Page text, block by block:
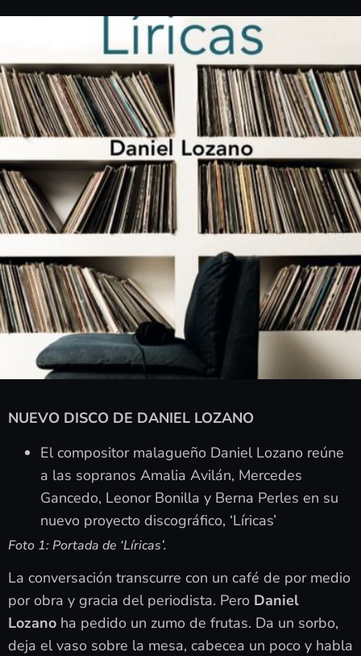
NUEVO DISCO DE DANIEL LOZANO
El compositor malagueño Daniel Lozano reúne
a las sopranos Amalia Avilán, Mercedes
Gancedo, Leonor Bonilla y Berna Perles en su
nuevo proyecto discográfico, ‘Líricas’
Foto 1: Portada de ‘Líricas’.
La conversación transcurre con un café de por medio
por obra y gracia del periodista. Pero Daniel
Lozano ha pedido un zumo de frutas. Da un sorbo,
deja el vaso sobre la mesa, cabecea un poco y habla